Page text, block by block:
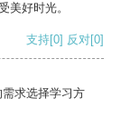
美好时光。
支持[0] 反对[0]
求选择学习方